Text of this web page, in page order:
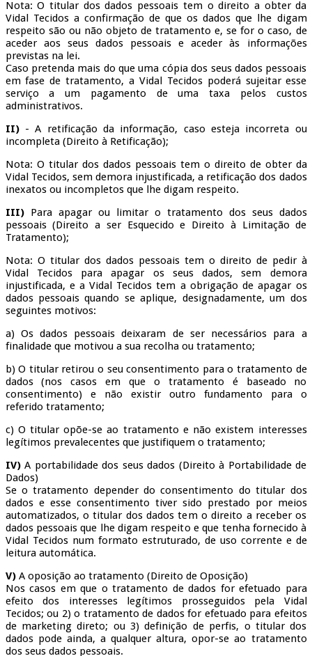
Nota: O titular dos dados pessoais tem o direito a obter da
Vidal Tecidos a confirmação de que os dados que lhe digam
respeito são ou não objeto de tratamento e, se for o caso, de
aceder aos seus dados pessoais e aceder às informações
previstas na lei.
Caso pretenda mais do que uma cópia dos seus dados pessoais
em fase de tratamento, a Vidal Tecidos poderá sujeitar esse
serviço a um pagamento de uma taxa pelos custos
administrativos.
II)- A retificação da informação, caso esteja incorreta ou
incompleta (Direito à Retificação);
Nota: O titular dos dados pessoais tem o direito de obter da
Vidal Tecidos, sem demora injustificada, a retificação dos dados
inexatos ou incompletos que lhe digam respeito.
III)Para apagar ou limitar o tratamento dos seus dados
pessoais (Direito a ser Esquecido e Direito à Limitação de
Tratamento);
Nota: O titular dos dados pessoais tem o direito de pedir à
Vidal Tecidos para apagar os seus dados, sem demora
injustificada, e a Vidal Tecidos tem a obrigação de apagar os
dados pessoais quando se aplique, designadamente, um dos
seguintes motivos:
a) Os dados pessoais deixaram de ser necessários para a
finalidade que motivou a sua recolha ou tratamento;
b) O titular retirou o seu consentimento para o tratamento de
dados (nos casos em que o tratamento é baseado no
consentimento) e não existir outro fundamento para o
referido tratamento;
c) O titular opõe-se ao tratamento e não existem interesses
legítimos prevalecentes que justifiquem o tratamento;
IV)A portabilidade dos seus dados (Direito à Portabilidade de
Dados)
Se o tratamento depender do consentimento do titular dos
dados e esse consentimento tiver sido prestado por meios
automatizados, o titular dos dados tem o direito a receber os
dados pessoais que lhe digam respeito e que tenha fornecido à
Vidal Tecidos num formato estruturado, de uso corrente e de
leitura automática.
V)A oposição ao tratamento (Direito de Oposição)
Nos casos em que o tratamento de dados for efetuado para
efeito dos interesses legítimos prosseguidos pela Vidal
Tecidos; ou 2) o tratamento de dados for efetuado para efeitos
de marketing direto; ou 3) definição de perfis, o titular dos
dados pode ainda, a qualquer altura, opor-se ao tratamento
dos seus dados pessoais.